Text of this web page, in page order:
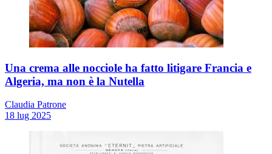
Una crema alle nocciole ha fatto litigare Francia e
Algeria, ma non è la Nutella
Claudia Patrone
18 lug 2025